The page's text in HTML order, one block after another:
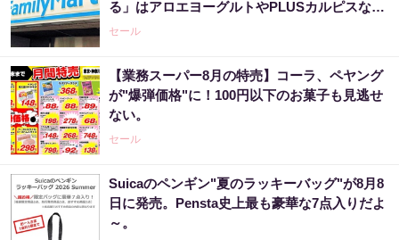
る」はアロエヨーグルトやPLUSカルピスなど
大量。
セール
【業務スーパー8月の特売】コーラ、ペヤング
が"爆弾価格"に！100円以下のお菓子も見逃せ
ない。
セール
Suicaのペンギン"夏のラッキーバッグ"が8月8
日に発売。Pensta史上最も豪華な7点入りだよ
～。